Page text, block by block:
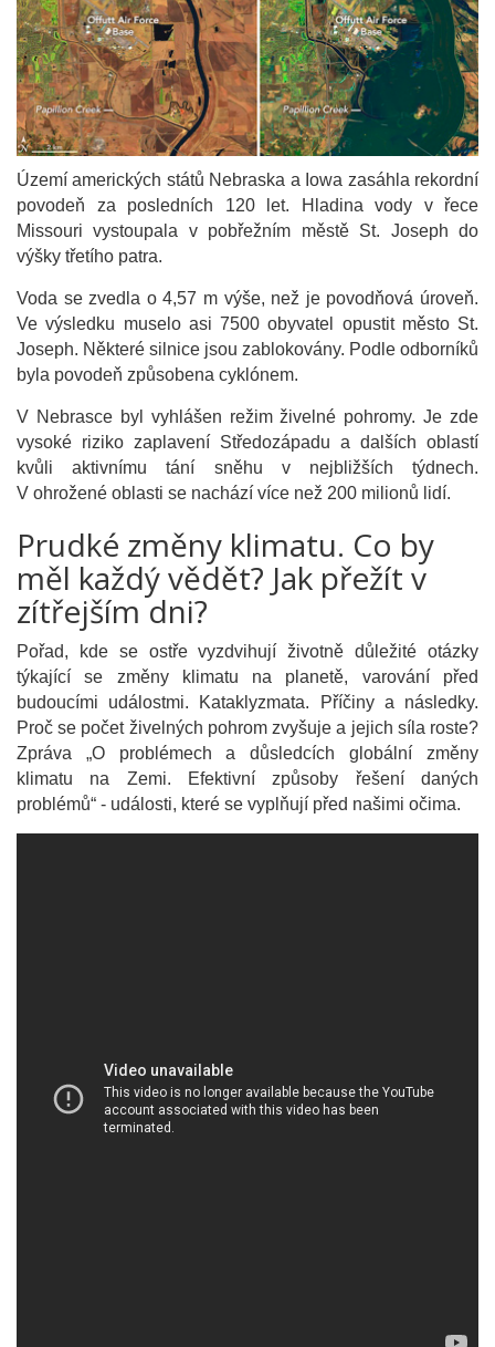
Území amerických států Nebraska a Iowa zasáhla rekordní
povodeň za posledních 120 let. Hladina vody v řece
Missouri vystoupala v pobřežním městě St. Joseph do
výšky třetího patra.
Voda se zvedla o 4,57 m výše, než je povodňová úroveň.
Ve výsledku muselo asi 7500 obyvatel opustit město St.
Joseph. Některé silnice jsou zablokovány. Podle odborníků
byla povodeň způsobena cyklónem.
V Nebrasce byl vyhlášen režim živelné pohromy. Je zde
vysoké riziko zaplavení Středozápadu a dalších oblastí
kvůli aktivnímu tání sněhu v nejbližších týdnech.
V ohrožené oblasti se nachází více než 200 milionů lidí.
Prudké změny klimatu. Co by
měl každý vědět? Jak přežít v
zítřejším dni?
Pořad, kde se ostře vyzdvihují životně důležité otázky
týkající se změny klimatu na planetě, varování před
budoucími událostmi. Kataklyzmata. Příčiny a následky.
Proč se počet živelných pohrom zvyšuje a jejich síla roste?
Zpráva „O problémech a důsledcích globální změny
klimatu na Zemi. Efektivní způsoby řešení daných
problémů“ - události, které se vyplňují před našimi očima.